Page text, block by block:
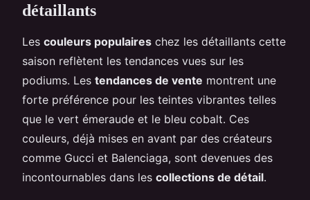
détaillants
Les couleurs populaires chez les détaillants cette
saison reflètent les tendances vues sur les
podiums. Les tendances de vente montrent une
forte préférence pour les teintes vibrantes telles
que le vert émeraude et le bleu cobalt. Ces
couleurs, déjà mises en avant par des créateurs
comme Gucci et Balenciaga, sont devenues des
incontournables dans les collections de détail.